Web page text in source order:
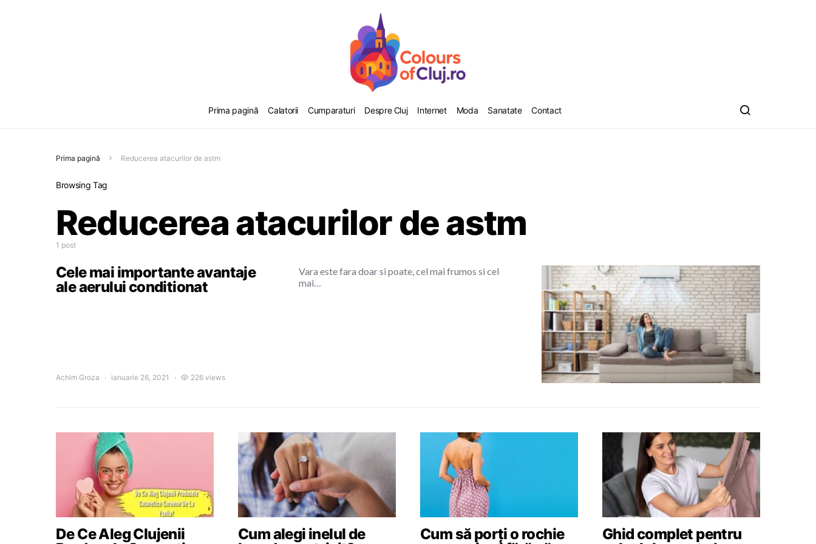
Prima pagină Calatorii Cumparaturi Despre Cluj Internet Moda Sanatate Contact
Prima pagină Reducerea atacurilor de astm
Browsing Tag
Reducerea atacurilor de astm
1 post
Cele mai importante avantaje
ale aerului conditionat
Vara este fara doar si poate, cel mai frumos si cel
mai…
Achim Groza ianuarie 26, 2021 226 views
De Ce Aleg Clujenii
Cum alegi inelul de
Cum să porți o rochie
Ghid complet pentru